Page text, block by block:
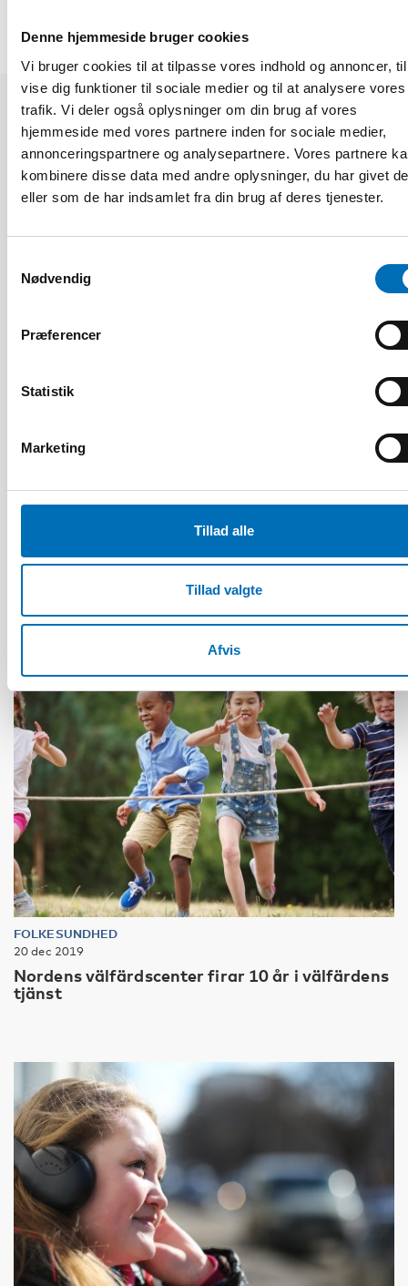
Denne hjemmeside bruger cookies
Vi bruger cookies til at tilpasse vores indhold og annoncer,
vise dig funktioner til sociale medier og til at analysere vores
trafik. Vi deler også oplysninger om din brug af vores
hjemmeside med vores partnere inden for sociale medier,
annonceringspartnere og analysepartnere. Vores partnere
kombinere disse data med andre oplysninger, du har givet
eller som de har indsamlet fra din brug af deres tjenester.
Nødvendig
Præferencer
Statistik
Marketing
Tillad alle
Tillad valgte
Afvis
Relaterede nyheder
VELFÆRDSPOLITIK
model and its challenges
FOLKESUNDHED
20 dec 2019
Nordens välfärdscenter firar 10 år i välfärdens
tjänst